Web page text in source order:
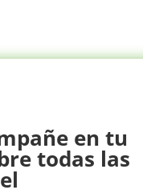
en tu
todas las